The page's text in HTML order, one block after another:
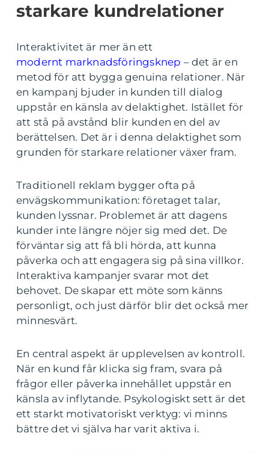
starkare kundrelationer
Interaktivitet är mer än ett
modernt marknadsföringsknep – det är en
metod för att bygga genuina relationer. När
en kampanj bjuder in kunden till dialog
uppstår en känsla av delaktighet. Istället för
att stå på avstånd blir kunden en del av
berättelsen. Det är i denna delaktighet som
grunden för starkare relationer växer fram.
Traditionell reklam bygger ofta på
envägskommunikation: företaget talar,
kunden lyssnar. Problemet är att dagens
kunder inte längre nöjer sig med det. De
förväntar sig att få bli hörda, att kunna
påverka och att engagera sig på sina villkor.
Interaktiva kampanjer svarar mot det
behovet. De skapar ett möte som känns
personligt, och just därför blir det också mer
minnesvärt.
En central aspekt är upplevelsen av kontroll.
När en kund får klicka sig fram, svara på
frågor eller påverka innehållet uppstår en
känsla av inflytande. Psykologiskt sett är det
ett starkt motivatoriskt verktyg: vi minns
bättre det vi själva har varit aktiva i.